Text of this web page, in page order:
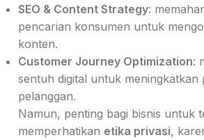
SEO & Content Strategy:
pencarian konsumen untuk
konten.
Customer Journey Optimization:
sentuh digital untuk meningkatkan
pelanggan.
Namun, penting bagi bisnis untuk
memperhatikan etika privasi,